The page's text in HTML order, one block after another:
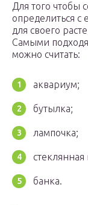
Для того чтобы
определиться с
для своего
Самыми
можно считать:
аквариум;
бутылка;
лампочка;
стеклянная
банка.